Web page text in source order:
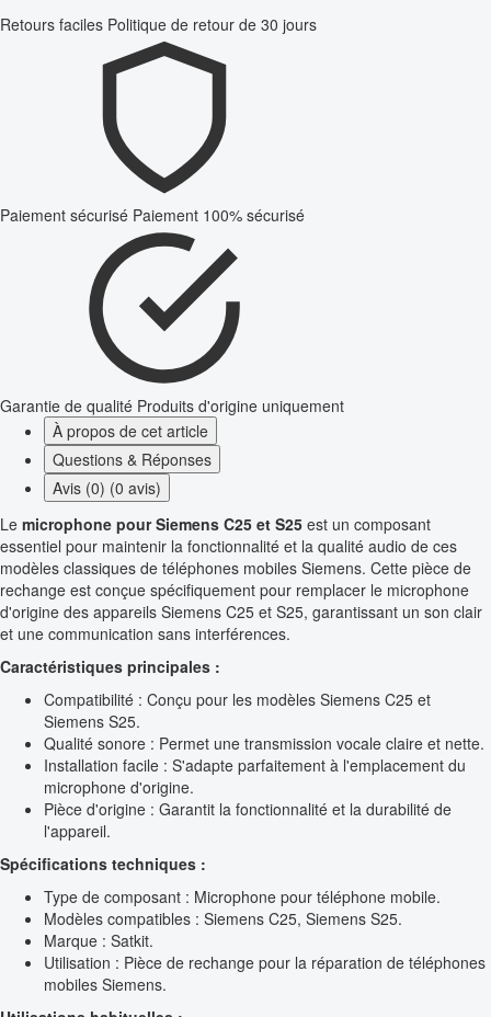
Retours faciles Politique de retour de 30 jours
Paiement sécurisé Paiement 100% sécurisé
Garantie de qualité Produits d'origine uniquement
À propos de cet article
Questions & Réponses
Avis (0) (0 avis)
Le microphone pour Siemens C25 et S25 est un composant
essentiel pour maintenir la fonctionnalité et la qualité audio de ces
modèles classiques de téléphones mobiles Siemens. Cette pièce de
rechange est conçue spécifiquement pour remplacer le microphone
d'origine des appareils Siemens C25 et S25, garantissant un son clair
et une communication sans interférences.
Caractéristiques principales :
Compatibilité : Conçu pour les modèles Siemens C25 et
Siemens S25.
Qualité sonore : Permet une transmission vocale claire et nette.
Installation facile : S'adapte parfaitement à l'emplacement du
microphone d'origine.
Pièce d'origine : Garantit la fonctionnalité et la durabilité de
l'appareil.
Spécifications techniques :
Type de composant : Microphone pour téléphone mobile.
Modèles compatibles : Siemens C25, Siemens S25.
Marque : Satkit.
Utilisation : Pièce de rechange pour la réparation de téléphones
mobiles Siemens.